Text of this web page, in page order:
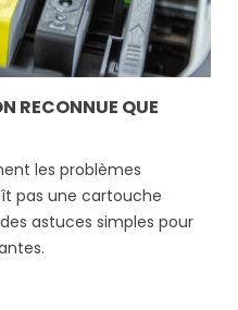
RECONNUE QUE
les problèmes
pas une cartouche
astuces simples pour